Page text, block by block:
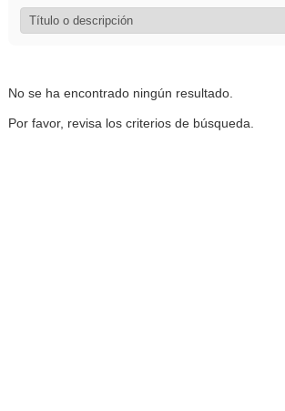
No se ha encontrado ningún resultado.
Por favor, revisa los criterios de búsqueda.